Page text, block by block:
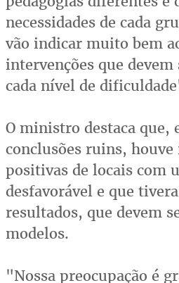
necessidades de cada
vão indicar muito bem
intervenções que devem
cada nível de
O ministro destaca que,
conclusões ruins, houve
positivas de locais com
desfavorável e que
resultados, que devem
modelos.
"Nossa preocupação é